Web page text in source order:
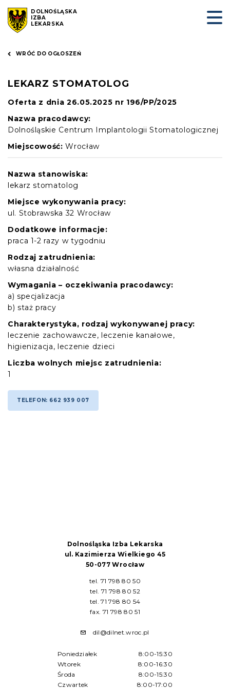
DOLNOŚLĄSKA
IZBA
LEKARSKA
WRÓĆ DO OGŁOSZEŃ
LEKARZ STOMATOLOG
Oferta z dnia 26.05.2025 nr 196/PP/2025
Nazwa pracodawcy:
Dolnośląskie Centrum Implantologii Stomatologicznej
Miejscowość: Wrocław
Nazwa stanowiska:
lekarz stomatolog
Miejsce wykonywania pracy:
ul. Stobrawska 32 Wrocław
Dodatkowe informacje:
praca 1-2 razy w tygodniu
Rodzaj zatrudnienia:
własna działalność
Wymagania – oczekiwania pracodawcy:
a) specjalizacja
b) staż pracy
Charakterystyka, rodzaj wykonywanej pracy:
leczenie zachowawcze, leczenie kanałowe,
higienizacja, leczenie dzieci
Liczba wolnych miejsc zatrudnienia:
1
TELEFON: 662 939 007
Dolnośląska Izba Lekarska
ul. Kazimierza Wielkiego 45
50-077 Wrocław
tel. 71 798 80 50
tel. 71 798 80 52
tel. 71 798 80 54
fax. 71 798 80 51
dil@dilnet.wroc.pl
Poniedziałek
8:00-15:30
Wtorek
8:00-16:30
Środa
8:00-15:30
Czwartek
8:00-17:00